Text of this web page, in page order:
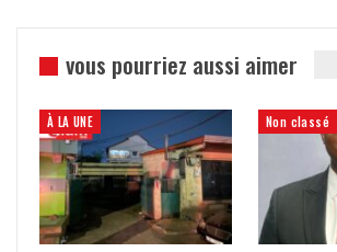
vous pourriez aussi aimer
À LA UNE Non classé